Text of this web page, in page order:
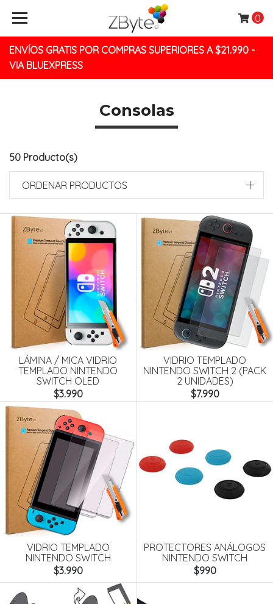
ENVÍOS GRATIS POR COMPRAS SUPERIORES A $21.990 -
VIA BLUEXPRESS
0
Consolas
50 Producto(s)
ORDENAR PRODUCTOS
LÁMINA / MICA VIDRIO
TEMPLADO NINTENDO
SWITCH OLED
$3.990
VIDRIO TEMPLADO
NINTENDO SWITCH 2 (PACK
2 UNIDADES)
$7.990
VIDRIO TEMPLADO
NINTENDO SWITCH
$3.990
PROTECTORES ANÁLOGOS
NINTENDO SWITCH
$990